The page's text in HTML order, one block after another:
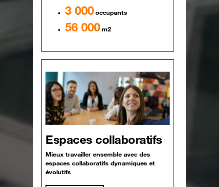
3 000occupants
56 000m2
Espaces collaboratifs
Mieux travailler ensemble avec des
espaces collaboratifs dynamiques et
évolutifs